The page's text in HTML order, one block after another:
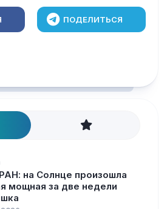
ПОДЕЛИТЬСЯ
на Солнце произошла
мощная за две недели